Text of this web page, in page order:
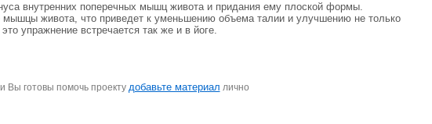
внутренних поперечных мышц живота и придания ему плоской формы.
мышцы живота, что приведет к уменьшению объема талии и улучшению не только
упражнение встречается так же и в йоге.
Вы готовы помочь проекту добавьте материал лично